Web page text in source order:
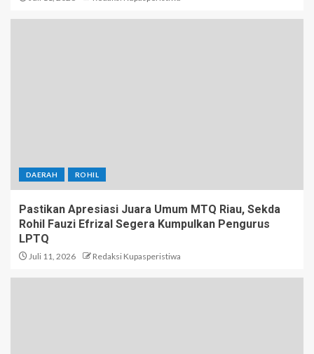
DAERAH ROHIL
Pastikan Apresiasi Juara Umum MTQ Riau, Sekda
Rohil Fauzi Efrizal Segera Kumpulkan Pengurus
LPTQ
Juli 11, 2026 Redaksi Kupasperistiwa